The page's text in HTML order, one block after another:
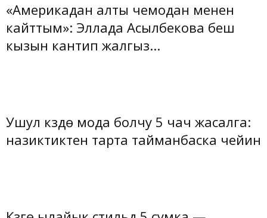
«Америкадан алты чемодан менен
кайттым»: Эллада Асылбекова беш
кызын кантип жалгыз...
Ушул күздө мода болчу 5 чач жасалга:
назиктиктен тарта тайманбаска чейин